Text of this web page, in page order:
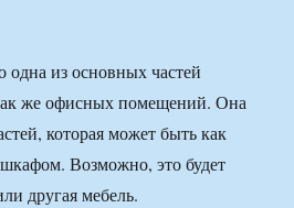
одна из основных частей
же офисных помещений. Она
которая может быть как
Возможно, это будет
другая мебель.